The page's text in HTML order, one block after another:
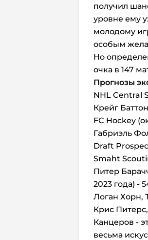
получил
уровне ему
молодому
особым
Но
очка в 147
Прогнозы
NHL Central
Крейг
FC Hockey
Габриэль
Draft
Smaht
Питер
2023 года) -
Логан Хорн,
Крис
Канцеров -
весьма